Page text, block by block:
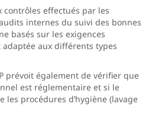
contrôles effectués par les
internes du suivi des bonnes
basés sur les exigences
aux différents types
prévoit également de vérifier que
est réglementaire et si le
les procédures d’hygiène (lavage